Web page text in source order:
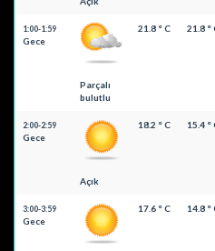
1:00-1:59
Gece
Parçalı
bulutlu
21.8 ° C 21.8 °
2:00-2:59
Gece
Açık
18.2 ° C 15.4 °
3:00-3:59
Gece
17.6 ° C 14.8 °